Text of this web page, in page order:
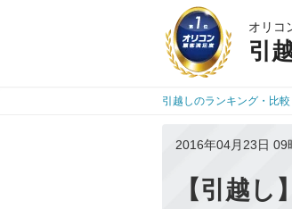
オリコ
引
引越しのランキング・比較
2016年04月23日 09
【引越